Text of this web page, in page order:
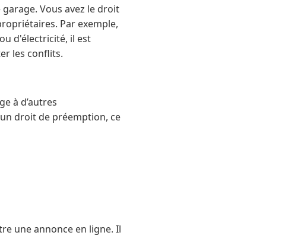
Vous avez le droit
Par exemple,
d'électricité, il est
les conflits.
à d’autres
droit de préemption, ce
une annonce en ligne. Il